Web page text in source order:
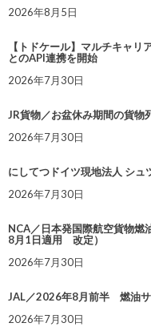
2026年8月5日
【トドケール】マルチキャ
とのAPI連携を開始
2026年7月30日
JR貨物／お盆休み期間の貨物
2026年7月30日
にしてつドイツ現地法人 シ
2026年7月30日
NCA／日本発国際航空貨物
8月1日適用 改定）
2026年7月30日
JAL／2026年8月前半 燃油サ
2026年7月30日